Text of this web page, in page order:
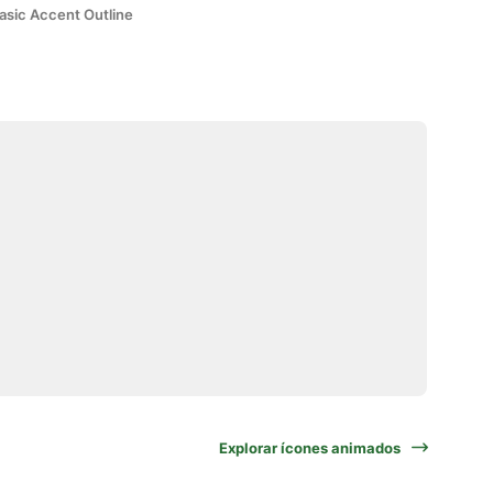
Accent Outline
Explorar ícones animados